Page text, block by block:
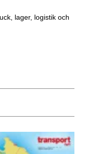
lager, logistik och